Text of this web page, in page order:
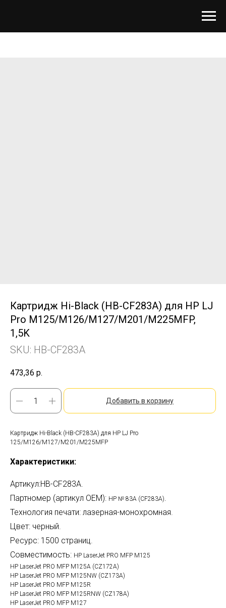
Картридж Hi-Black (HB-CF283A) для HP LJ
Pro M125/M126/M127/M201/M225MFP,
1,5K
SKU: HB-CF283A
473,36 р.
Добавить в корзину
Картридж Hi-Black (HB-CF283A) для HP LJ Pro
125/M126/M127/M201/M225MFP
Характеристики:
Артикул:HB-CF283A.
Партномер (артикул OEM): HP № 83A (CF283A).
Технология печати: лазерная-монохромная.
Цвет: черный.
Ресурс: 1500 страниц.
Совместимость: HP LaserJet PRO MFP M125
HP LaserJet PRO MFP M125A (CZ172A)
HP LaserJet PRO MFP M125NW (CZ173A)
HP LaserJet PRO MFP M125R
HP LaserJet PRO MFP M125RNW (CZ178A)
HP LaserJet PRO MFP M127